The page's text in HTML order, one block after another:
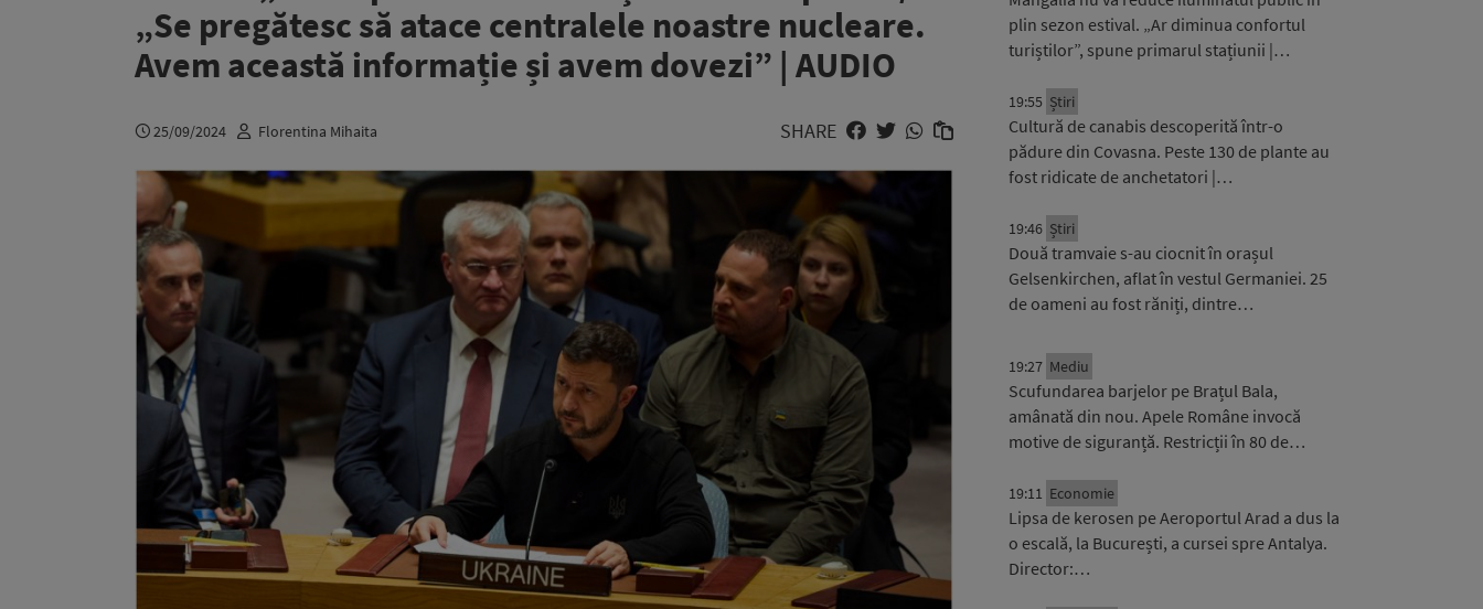
„Se pregătesc să atace centralele noastre nucleare.
Avem această informație și avem dovezi” | AUDIO
25/09/2024 Florentina Mihaita SHARE
plin sezon estival. „Ar diminua confortul
turiștilor”, spune primarul stațiunii |…
19:55 Știri
Cultură de canabis descoperită într-o
pădure din Covasna. Peste 130 de plante au
fost ridicate de anchetatori |…
19:46 Știri
Două tramvaie s-au ciocnit în orașul
Gelsenkirchen, aflat în vestul Germaniei. 25
de oameni au fost răniți, dintre…
19:27 Mediu
Scufundarea barjelor pe Brațul Bala,
amânată din nou. Apele Române invocă
motive de siguranță. Restricții în 80 de…
19:11 Economie
Lipsa de kerosen pe Aeroportul Arad a dus la
o escală, la București, a cursei spre Antalya.
Director:…